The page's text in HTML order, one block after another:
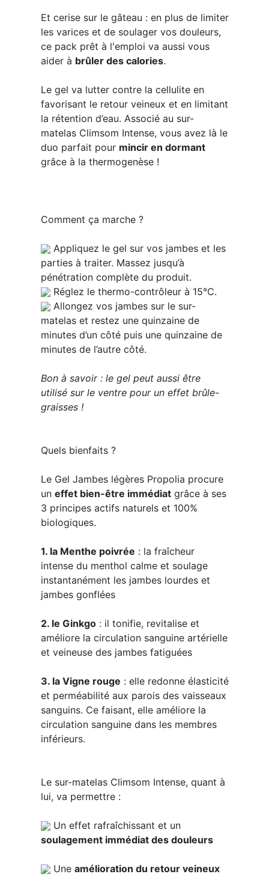
Et cerise sur le gâteau : en plus de limiter
les varices et de soulager vos douleurs,
ce pack prêt à l'emploi va aussi vous
aider à brûler des calories.
Le gel va lutter contre la cellulite en
favorisant le retour veineux et en limitant
la rétention d’eau. Associé au sur-
matelas Climsom Intense, vous avez là le
duo parfait pour mincir en dormant
grâce à la thermogenèse !
Comment ça marche ?
Appliquez le gel sur vos jambes et les
parties à traiter. Massez jusqu’à
pénétration complète du produit.
Réglez le thermo-contrôleur à 15°C.
Allongez vos jambes sur le sur-
matelas et restez une quinzaine de
minutes d’un côté puis une quinzaine de
minutes de l’autre côté.
Bon à savoir : le gel peut aussi être
utilisé sur le ventre pour un effet brûle-
graisses !
Quels bienfaits ?
Le Gel Jambes légères Propolia procure
un effet bien-être immédiatgrâce à ses
3 principes actifs naturels et 100%
biologiques.
1. la Menthe poivrée : la fraîcheur
intense du menthol calme et soulage
instantanément les jambes lourdes et
jambes gonflées
2. le Ginkgo: il tonifie, revitalise et
améliore la circulation sanguine artérielle
et veineuse des jambes fatiguées
3. la Vigne rouge : elle redonne élasticité
et perméabilité aux parois des vaisseaux
sanguins. Ce faisant, elle améliore la
circulation sanguine dans les membres
inférieurs.
Le sur-matelas Climsom Intense, quant à
lui, va permettre :
Un effet rafraîchissant et un
soulagement immédiat des douleurs
Une amélioration du retour veineux